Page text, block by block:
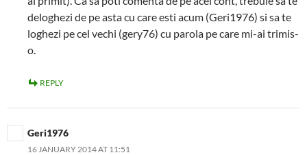
deloghezi de pe asta cu care esti acum (Geri1976) si sa te
loghezi pe cel vechi (gery76) cu parola pe care mi-ai trimis-
o.
REPLY
Geri1976
16 JANUARY 2014 AT 11:51